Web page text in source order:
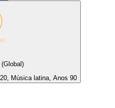
Música latina, Anos 90